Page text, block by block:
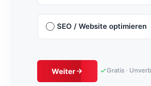
SEO / Website optimieren
Weiter Gratis ·